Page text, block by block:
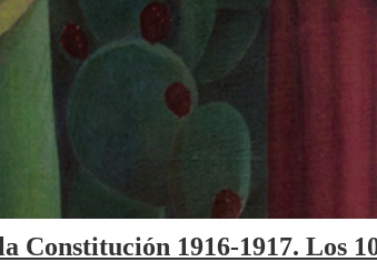
Constitución 1916-1917. Los